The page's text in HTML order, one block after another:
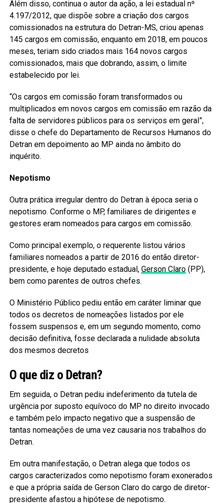
Além disso, continua o autor da ação, a lei estadual nº
4.197/2012, que dispõe sobre a criação dos cargos
comissionados na estrutura do Detran-MS, criou apenas
145 cargos em comissão, enquanto em 2018, em poucos
meses, teriam sido criados mais 164 novos cargos
comissionados, mais que dobrando, assim, o limite
estabelecido por lei.
“Os cargos em comissão foram transformados ou
multiplicados em novos cargos em comissão em razão da
falta de servidores públicos para os serviços em geral”,
disse o chefe do Departamento de Recursos Humanos do
Detran em depoimento ao MP ainda no âmbito do
inquérito.
Nepotismo
Outra prática irregular dentro do Detran à época seria o
nepotismo. Conforme o MP, familiares de dirigentes e
gestores eram nomeados para cargos em comissão.
Como principal exemplo, o requerente listou vários
familiares nomeados a partir de 2016 do então diretor-
presidente, e hoje deputado estadual, Gerson Claro(PP),
bem como parentes de outros chefes.
O Ministério Público pediu então em caráter liminar que
todos os decretos de nomeações listados por ele
fossem suspensos e, em um segundo momento, como
decisão definitiva, fosse declarada a nulidade absoluta
dos mesmos decretos
O que diz o Detran?
Em seguida, o Detran pediu indeferimento da tutela de
urgência por suposto equívoco do MP no direito invocado
e também pelo impacto negativo que a suspensão de
tantas nomeações de uma vez causaria nos trabalhos do
Detran.
Em outra manifestação, o Detran alega que todos os
cargos caracterizados como nepotismo foram exonerados
e que a própria saída de Gerson Claro do cargo de diretor-
presidente afastou a hipótese de nepotismo.